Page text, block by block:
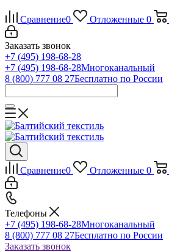
Сравнение0 Отложенные 0
Заказать звонок
+7 (495) 198-68-28
+7 (495) 198-68-28Многоканальный
8 (800) 777 08 27Бесплатно по России
Сравнение0 Отложенные 0
Телефоны
+7 (495) 198-68-28Многоканальный
8 (800) 777 08 27Бесплатно по России
Заказать звонок